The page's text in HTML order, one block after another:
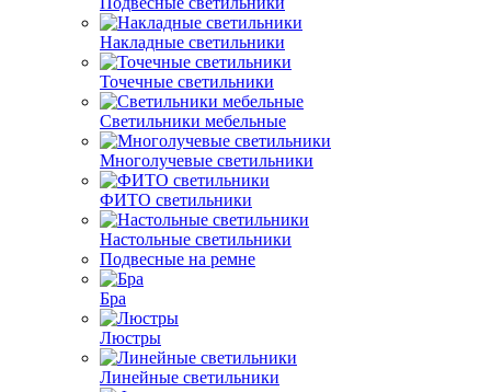
Накладные светильники
Точечные светильники
Светильники мебельные
Многолучевые светильники
ФИТО светильники
Настольные светильники
Подвесные на ремне
Бра
Люстры
Линейные светильники